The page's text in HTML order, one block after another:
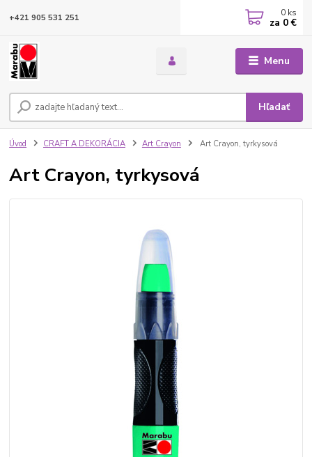
Menu
Hľadať
+421 905 531 251 0 ks
za 0 €
Úvod CRAFT A DEKORÁCIA Art Crayon Art Crayon, tyrkysová
Art Crayon, tyrkysová